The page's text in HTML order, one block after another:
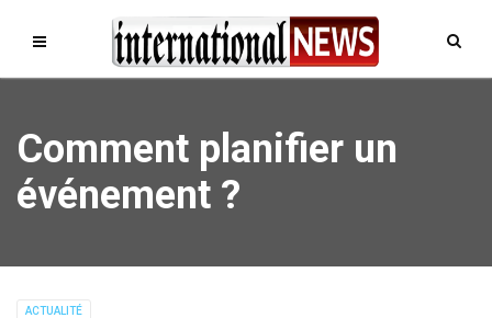
Comment planifier un
événement ?
ACTUALITÉ